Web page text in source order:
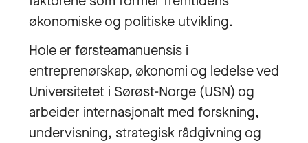
økonomiske og politiske utvikling.
Hole er førsteamanuensis i
entreprenørskap, økonomi og ledelse ved
Universitetet i Sørøst-Norge (USN) og
arbeider internasjonalt med forskning,
undervisning, strategisk rådgivning og